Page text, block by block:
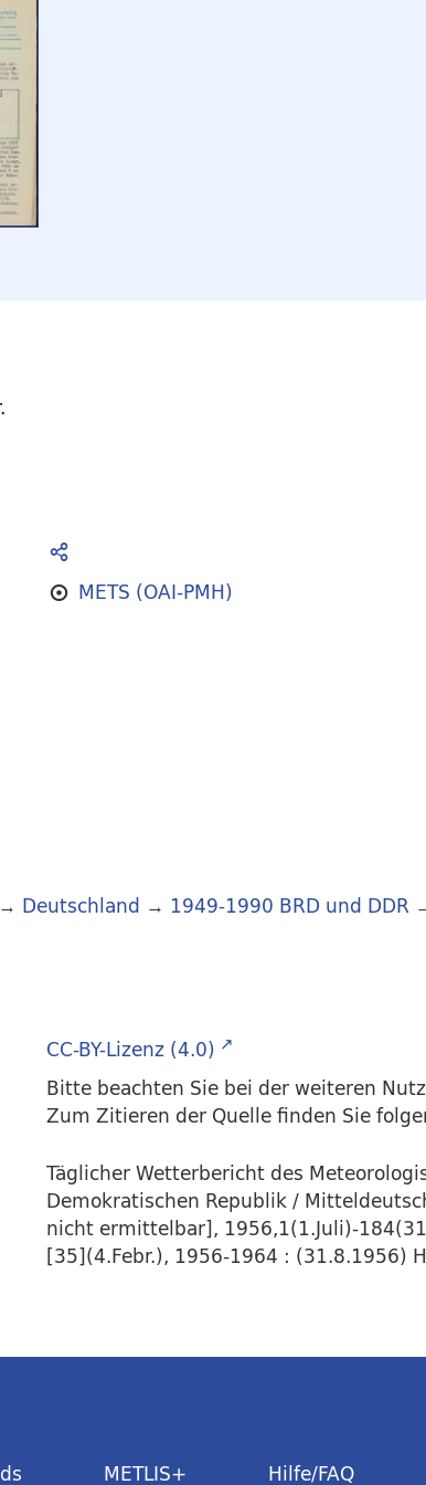
METS (OAI-PMH)
→ Deutschland → 1949-1990 BRD und DDR
CC-BY-Lizenz (4.0)
Bitte beachten Sie bei der weiteren
Zum Zitieren der Quelle finden Sie
Täglicher Wetterbericht des
Demokratischen Republik /
nicht ermittelbar], 1956,1(1.Juli)-
[35](4.Febr.), 1956-1964 : (31.8.1956)
METLIS+ Hilfe/FAQ